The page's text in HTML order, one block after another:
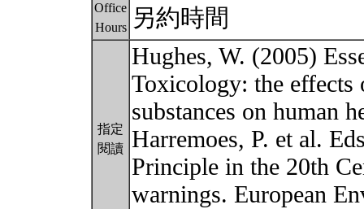
Office
Hours
另約時間
指定
閱讀
Hughes, W. (2005)
Toxicology: the effects
substances on human
Harremoes, P. et al.
Principle in the 20th
warnings. European